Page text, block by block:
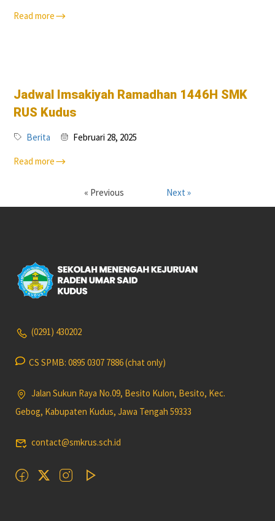
Read more
Jadwal Imsakiyah Ramadhan 1446H SMK
RUS Kudus
Berita Februari 28, 2025
Read more
« Previous Next »
(0291) 430202
CS SPMB: 0895 0307 7886 (chat only)
Jalan Sukun Raya No.09, Besito Kulon, Besito, Kec.
Gebog, Kabupaten Kudus, Jawa Tengah 59333
contact@smkrus.sch.id